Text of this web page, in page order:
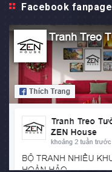
Facebook fanpage